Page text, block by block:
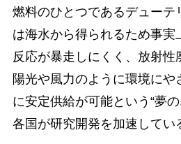
燃料のひとつであるデューテ
は海水から得られるため事実
反応が暴走しにくく、放射性
陽光や風力のように環境にや
に安定供給が可能という“夢の
各国が研究開発を加速してい